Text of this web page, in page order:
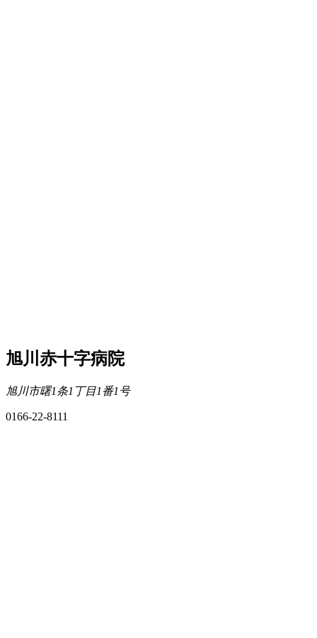
旭川赤十字病院
旭川市曙1条1丁目1番1号
0166-22-8111